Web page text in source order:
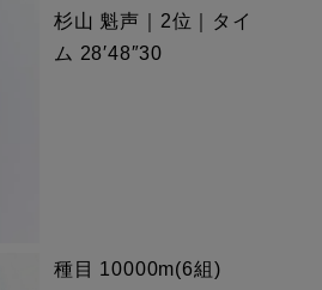
杉山 魁声｜2位｜タイ
ム 28′48″30
種目 10000m(6組)